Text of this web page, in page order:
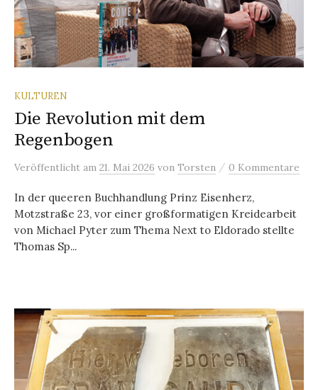
KULTUREN
Die Revolution mit dem
Regenbogen
Veröffentlicht am 21. Mai 2026 von Torsten / 0 Kommentare
In der queeren Buchhandlung Prinz Eisenherz,
Motzstraße 23, vor einer großformatigen Kreidearbeit
von Michael Pyter zum Thema Next to Eldorado stellte
Thomas Sp...